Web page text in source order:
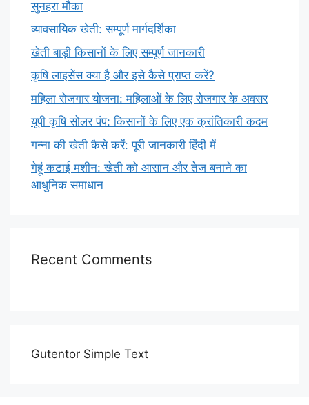
सुनहरा मौका
व्यावसायिक खेती: सम्पूर्ण मार्गदर्शिका
खेती बाड़ी किसानों के लिए सम्पूर्ण जानकारी
कृषि लाइसेंस क्या है और इसे कैसे प्राप्त करें?
महिला रोजगार योजना: महिलाओं के लिए रोजगार के अवसर
यूपी कृषि सोलर पंप: किसानों के लिए एक क्रांतिकारी कदम
गन्ना की खेती कैसे करें: पूरी जानकारी हिंदी में
गेहूं कटाई मशीन: खेती को आसान और तेज बनाने का
आधुनिक समाधान
Recent Comments
Gutentor Simple Text